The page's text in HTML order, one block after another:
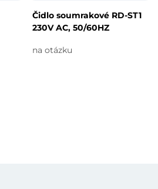
Čidlo soumrakové RD-ST1
230V AC, 50/60HZ
na otázku